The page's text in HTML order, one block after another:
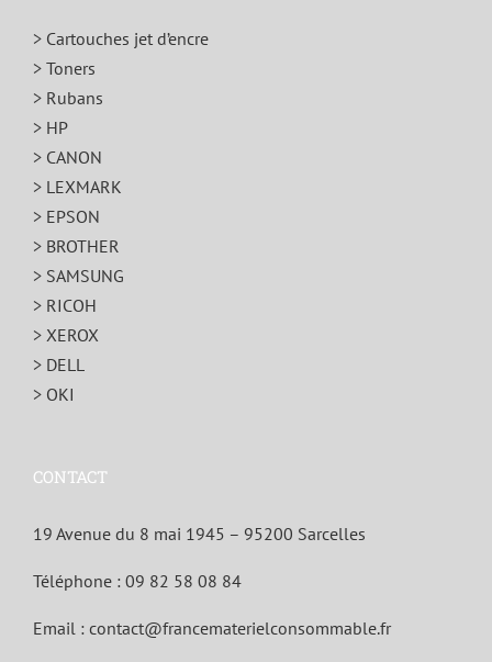
> Cartouches jet d’encre
> Toners
> Rubans
> HP
> CANON
> LEXMARK
> EPSON
> BROTHER
> SAMSUNG
> RICOH
> XEROX
> DELL
> OKI
CONTACT
19 Avenue du 8 mai 1945 – 95200 Sarcelles
Téléphone : 09 82 58 08 84
Email : contact@francematerielconsommable.fr